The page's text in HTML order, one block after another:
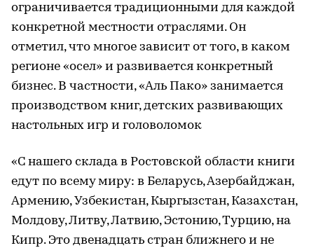
ограничивается традиционными для каждой
конкретной местности отраслями. Он
отметил, что многое зависит от того, в каком
регионе «осел» и развивается конкретный
бизнес. В частности, «Аль Пако» занимается
производством книг, детских развивающих
настольных игр и головоломок
«С нашего склада в Ростовской области книги
едут по всему миру: в Беларусь, Азербайджан,
Армению, Узбекистан, Кыргызстан, Казахстан,
Молдову, Литву, Латвию, Эстонию, Турцию, на
Кипр. Это двенадцать стран ближнего и не